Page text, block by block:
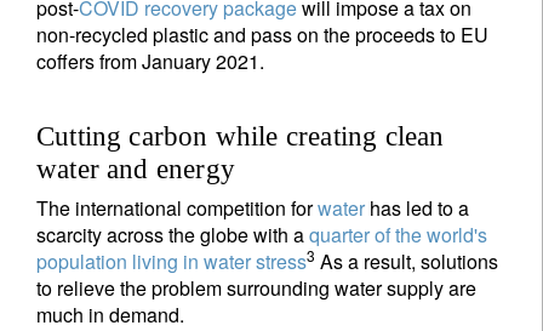
post-COVID recovery packagewill impose a tax on
non-recycled plastic and pass on the proceeds to EU
coffers from January 2021.
Cutting carbon while creating clean
water and energy
The international competition forwater has led to a
scarcity across the globe with aquarter of the world's
population living in water stress3 As a result, solutions
to relieve the problem surrounding water supply are
much in demand.